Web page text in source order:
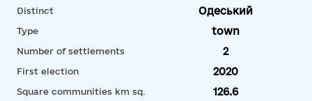
Distinct Одеський
Type town
Number of settlements 2
First election 2020
Square communities km sq. 126.6